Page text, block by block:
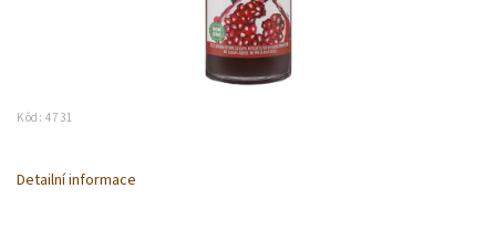
Kód: 4731
Detailní informace